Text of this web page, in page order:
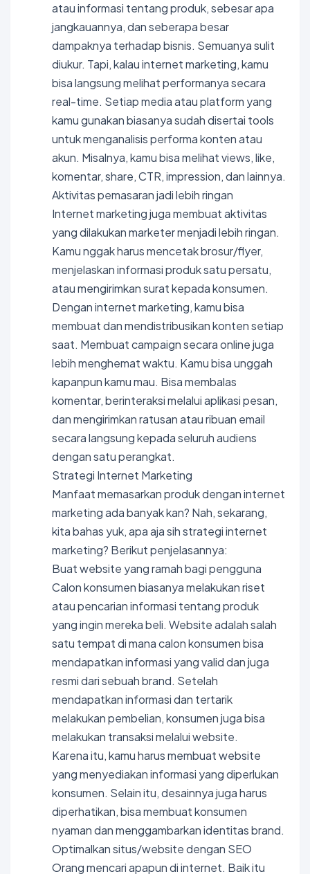
atau informasi tentang produk, sebesar apa
jangkauannya, dan seberapa besar
dampaknya terhadap bisnis. Semuanya sulit
diukur. Tapi, kalau internet marketing, kamu
bisa langsung melihat performanya secara
real-time. Setiap media atau platform yang
kamu gunakan biasanya sudah disertai tools
untuk menganalisis performa konten atau
akun. Misalnya, kamu bisa melihat views, like,
komentar, share, CTR, impression, dan lainnya.
Aktivitas pemasaran jadi lebih ringan
Internet marketing juga membuat aktivitas
yang dilakukan marketer menjadi lebih ringan.
Kamu nggak harus mencetak brosur/flyer,
menjelaskan informasi produk satu persatu,
atau mengirimkan surat kepada konsumen.
Dengan internet marketing, kamu bisa
membuat dan mendistribusikan konten setiap
saat. Membuat campaign secara online juga
lebih menghemat waktu. Kamu bisa unggah
kapanpun kamu mau. Bisa membalas
komentar, berinteraksi melalui aplikasi pesan,
dan mengirimkan ratusan atau ribuan email
secara langsung kepada seluruh audiens
dengan satu perangkat.
Strategi Internet Marketing
Manfaat memasarkan produk dengan internet
marketing ada banyak kan? Nah, sekarang,
kita bahas yuk, apa aja sih strategi internet
marketing? Berikut penjelasannya:
Buat website yang ramah bagi pengguna
Calon konsumen biasanya melakukan riset
atau pencarian informasi tentang produk
yang ingin mereka beli. Website adalah salah
satu tempat di mana calon konsumen bisa
mendapatkan informasi yang valid dan juga
resmi dari sebuah brand. Setelah
mendapatkan informasi dan tertarik
melakukan pembelian, konsumen juga bisa
melakukan transaksi melalui website.
Karena itu, kamu harus membuat website
yang menyediakan informasi yang diperlukan
konsumen. Selain itu, desainnya juga harus
diperhatikan, bisa membuat konsumen
nyaman dan menggambarkan identitas brand.
Optimalkan situs/website dengan SEO
Orang mencari apapun di internet. Baik itu